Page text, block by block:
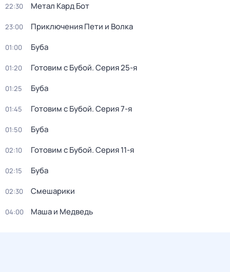
22:30 Метал Кард Бот
23:00 Приключения Пети и Волка
01:00 Буба
01:20 Готовим с Бубой. Серия 25-я
01:25 Буба
01:45 Готовим с Бубой. Серия 7-я
01:50 Буба
02:10 Готовим с Бубой. Серия 11-я
02:15 Буба
02:30 Смешарики
04:00 Маша и Медведь